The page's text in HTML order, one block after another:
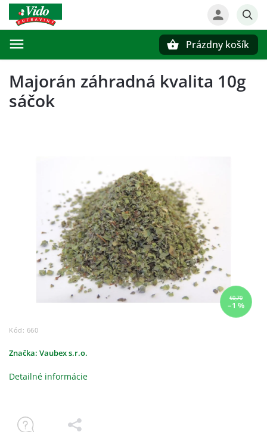
Prázdny košík
Majorán záhradná kvalita 10g
sáčok
€0,70
–1 %
Kód: 660
Značka: Vaubex s.r.o.
Detailné informácie